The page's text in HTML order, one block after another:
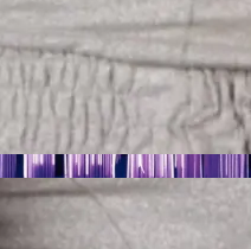
Владельцы
Всего Превышают